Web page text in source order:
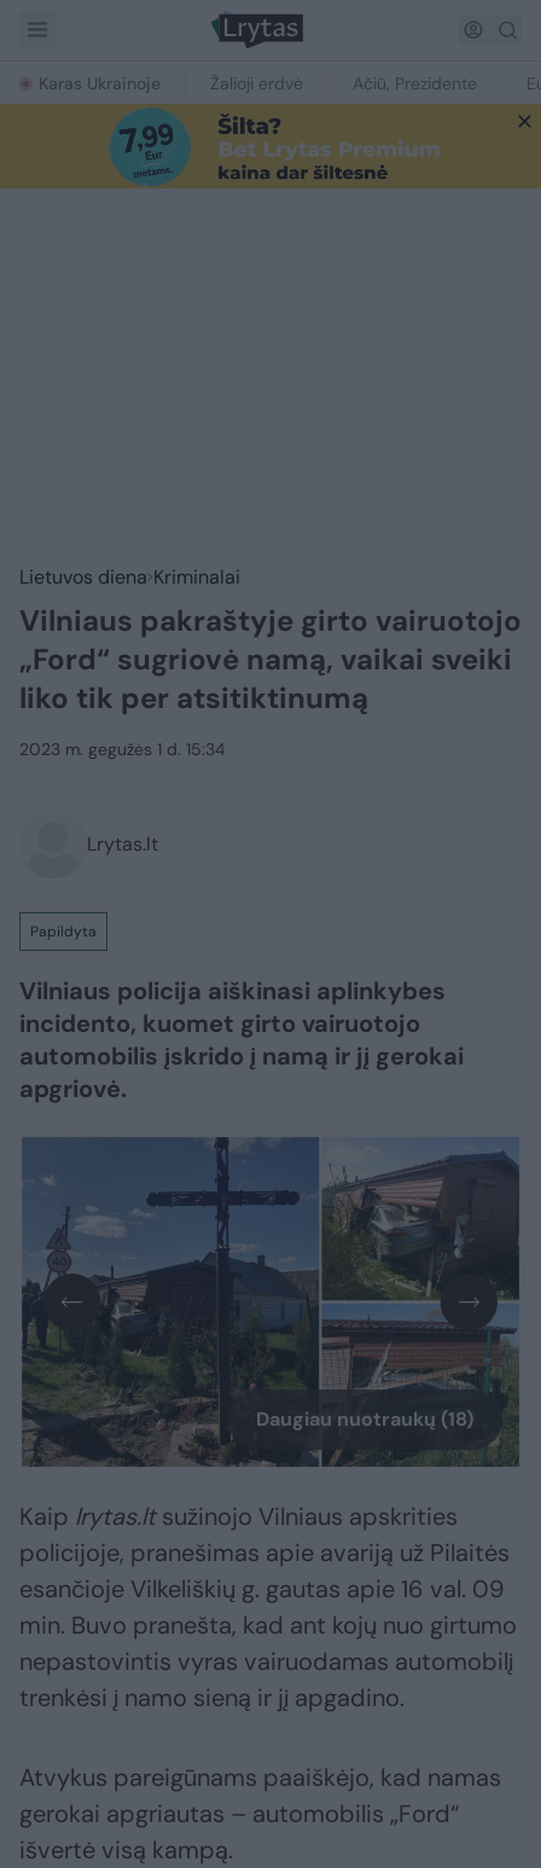
Karas Ukrainoje Žalioji erdvė Ačiū, Prezidente
Lietuvos diena Kriminalai
Vilniaus pakraštyje girto vairuotojo
„Ford“ sugriovė namą, vaikai sveiki
liko tik per atsitiktinumą
2023 m. gegužės 1 d. 15:34
Lrytas.lt
Papildyta
Vilniaus policija aiškinasi aplinkybes
incidento, kuomet girto vairuotojo
automobilis įskrido į namą ir jį gerokai
apgriovė.
Daugiau nuotraukų (18)
Kaip lrytas.ltsužinojo Vilniaus apskrities
policijoje, pranešimas apie avariją už Pilaitės
esančioje Vilkeliškių g. gautas apie 16 val. 09
min. Buvo pranešta, kad ant kojų nuo girtumo
nepastovintis vyras vairuodamas automobilį
trenkėsi į namo sieną ir jį apgadino.
Atvykus pareigūnams paaiškėjo, kad namas
gerokai apgriautas – automobilis „Ford“
išvertė visą kampą.